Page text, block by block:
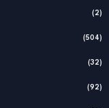
(2)
(504)
(32)
(92)